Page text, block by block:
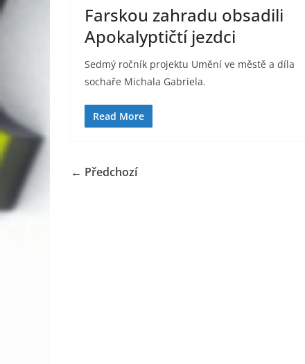
Farskou zahradu obsadili
Apokalyptičtí jezdci
Sedmý ročník projektu Umění ve městě a díla
sochaře Michala Gabriela.
Read More
← Předchozí